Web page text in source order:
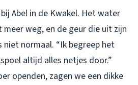
Abel in de Kwakel. Het water
meer weg, en de geur die uit zijn
normaal. “Ik begreep het
altijd alles netjes door.”
openden, zagen we een dikke